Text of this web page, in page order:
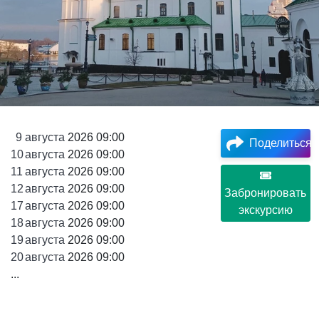
9 августа 2026 09:00
10августа 2026 09:00
11 августа 2026 09:00
12августа 2026 09:00
17августа 2026 09:00
18августа 2026 09:00
19августа 2026 09:00
20августа 2026 09:00
...
Поделиться
Забронировать
экскурсию